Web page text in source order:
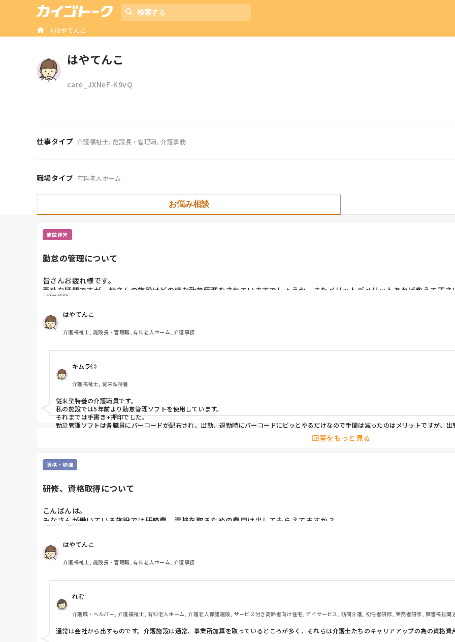
はやてんこ
はやてんこ
care_JXNeF-K9vQ
仕事タイプ 介護福祉士, 施設長・管理職, 介護事務
職場タイプ 有料老人ホーム
お悩み相談
施設運営
勤怠の管理について
皆さんお疲れ様です。
素朴な疑問ですが、皆さんの施設はどの様な勤怠管理をされていますでしょうか。またメリットデメリットあれば教えて下さ
勤怠管理
はやてんこ
介護福祉士, 施設長・管理職, 有料老人ホーム, 介護事務
キムラ◎
介護福祉士, 従来型特養
従来型特養の介護職員です。
私の施設では5年前より勤怠管理ソフトを使用しています。
それまでは手書き+押印でした。
勤怠管理ソフトは各職員にバーコードが配布され、出勤、退勤時にバーコードにピッとやるだけなので手間は減ったのはメリットですが、
届けのどれかを提出しなくてはならず、また事前に打つことはできないため、勤怠管理ソフトを打つためだけにフロアから1階まで降りてこ
回答をもっと見る
資格・勉強
研修、資格取得について
こんばんは。
みなさんが働いている施設では研修費、資格を取るための費用は出してもらえてますか？
今働いている私の施設は上司に質問したところ人による、と言われました。（笑）
研修 資格
はやてんこ
介護福祉士, 施設長・管理職, 有料老人ホーム, 介護事務
れむ
介護職・ヘルパー, 介護福祉士, 有料老人ホーム, 介護老人保健施設, サービス付き高齢者向け住宅, デイサービス, 訪問介護, 初任者研修, 実務者研修, 障害福祉関
通常は会社から出すものです。介護施設は通常、事業所加算を取っているところが多く、それらは介護士たちのキャリアアップの為の資格費